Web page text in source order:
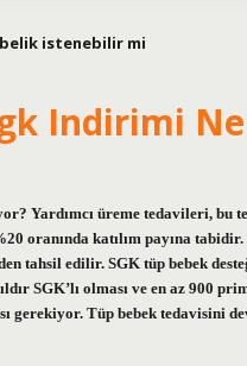
istenebilir mi
Indirimi
Yardımcı üreme tedavileri,
oranında katılım payına
tahsil edilir. SGK tüp bebek
SGK’lı olması ve en az 900
gerekiyor. Tüp bebek tedavisini